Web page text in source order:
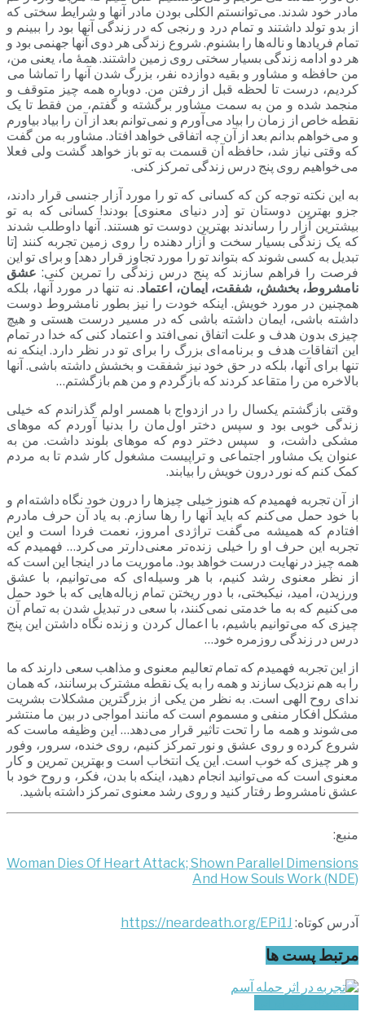
مادر خود شدند. می توانستم الکلی بودن مادر آنها و شرایط سختی که
از بدو تولد داشتند و تمام درد و رنجی که در زندگی آنها بود را ببینم و
تمام فریادها و ناله ها را بشنوم. شروع زندگی هر دوی آنها جهنمی بود و
هر دو ادامه زندگی بسیار سختی روی زمین داشتند. همۀ ما، یعنی من،
من حافظه و مشاور و بقیه دوازده نفر، بزرگ شدن آنها را تماشا می
کردیم، درست تا لحظه قبل از رفتن من. دوباره همه چیز متوقف و
منجمد شده و من به سمت مشاور برگشته و گفتم، من فقط تا یک
نقطه خاص از زمان را بیاد می آورم و نمی توانم بعد از آن را بیاد بیاورم
و می خواهم بدانم بعد از آن چه اتفاقی خواهد افتاد. مشاور به من گفت
که وقتی نیاز شد، حافظه آن قسمت به تو باز خواهد گشت ولی فعلا
می خواهیم روی پنج درس زندگی تمرکز کنی.
به این نکته توجه کن که کسانی که تو را مورد آزار جنسی قرار دادند،
جزو بهترین دوستان تو [در دنیای معنوی] بودند! کسانی که به تو
بیشترین آزار را رساندند بهترین دوست تو هستند. آنها داوطلب شدند
که یک زندگی بسیار سخت و آزار دهنده را روی زمین تجربه کنند [تا
تبدیل به کسی شوند که بتواند تو را مورد تجاوز قرار دهد] و برای تو این
فرصت را فراهم سازند که پنج درس زندگی را تمرین کنی: عشق
نامشروط، بخشش، شفقت، ایمان، اعتماد. نه تنها در مورد آنها، بلکه
همچنین در مورد خویش. اینکه خودت را نیز بطور نامشروط دوست
داشته باشی، ایمان داشته باشی که در مسیر درست هستی و هیچ
چیزی بدون هدف و علت اتفاق نمی افتد و اعتماد کنی که خدا در تمام
این اتفاقات هدف و برنامه ای بزرگ را برای تو در نظر دارد. اینکه نه
تنها برای آنها، بلکه در حق خود نیز شفقت و بخشش داشته باشی. آنها
بالاخره من را متقاعد کردند که بازگردم و من هم بازگشتم…
وقتی بازگشتم یکسال را در ازدواج با همسر اولم گذراندم که خیلی
زندگی خوبی بود و سپس دختر اول مان را بدنیا آوردم که موهای
مشکی داشت، و سپس دختر دوم که موهای بلوند داشت. من به
عنوان یک مشاور اجتماعی و تراپیست مشغول کار شدم تا به مردم
کمک کنم که نور درون خویش را بیابند.
از آن تجربه فهمیدم که هنوز خیلی چیزها را درون خود نگاه داشته ام و
با خود حمل می کنم که باید آنها را رها سازم. به یاد آن حرف مادرم
افتادم که همیشه می گفت تراژدی امروز، نعمت فردا است و این
تجربه این حرف او را خیلی زنده تر معنی دارتر می کرد… فهمیدم که
همه چیز در نهایت درست خواهد بود. ماموریت ما در اینجا این است که
از نظر معنوی رشد کنیم، با هر وسیله ای که می توانیم، با عشق
ورزیدن، امید، نیکبختی، با دور ریختن تمام زباله هایی که با خود حمل
می کنیم که به ما خدمتی نمی کنند، با سعی در تبدیل شدن به تمام آن
چیزی که می توانیم باشیم، با اعمال کردن و زنده نگاه داشتن این پنج
درس در زندگی روزمره خود…
از این تجربه فهمیدم که تمام تعالیم معنوی و مذاهب سعی دارند که ما
را به هم نزدیک سازند و همه را به یک نقطه مشترک برسانند، که همان
ندای روح الهی است. به نظر من یکی از بزرگترین مشکلات بشریت
مشکل افکار منفی و مسموم است که مانند امواجی در بین ما منتشر
می شوند و همه ما را تحت تاثیر قرار می دهد… این وظیفه ماست که
شروع کرده و روی عشق و نور تمرکز کنیم، روی خنده، سرور، وفور
و هر چیزی که خوب است. این یک انتخاب است و بهترین تمرین و کار
معنوی است که می توانید انجام دهید، اینکه با بدن، فکر، و روح خود با
عشق نامشروط رفتار کنید و روی رشد معنوی تمرکز داشته باشید.
منبع:
Woman Dies Of Heart Attack; Shown Parallel Dimensions
And How Souls Work (NDE)
آدرس کوتاه: https://neardeath.org/EPi1J
مرتبط پست ها